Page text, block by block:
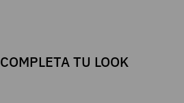
COMPLETA TU LOOK